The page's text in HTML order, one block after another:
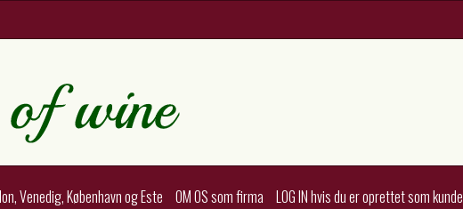
Venedig, København og Este OM OS som firma LOG IN hvis du er oprettet som kunde